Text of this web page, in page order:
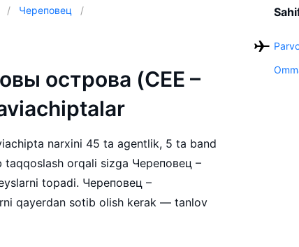
Череповец
острова (CEE –
narxini 45 ta agentlik, 5 ta band
orqali sizga Череповец –
topadi. Череповец –
qayerdan sotib olish kerak — tanlov